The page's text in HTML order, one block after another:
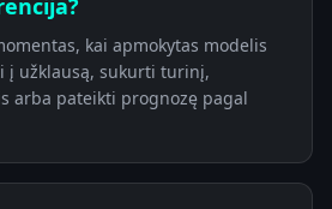
kai apmokytas modelis
į užklausą, sukurti turinį,
arba pateikti prognozę pagal